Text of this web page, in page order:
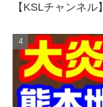
【KSLチャンネル】